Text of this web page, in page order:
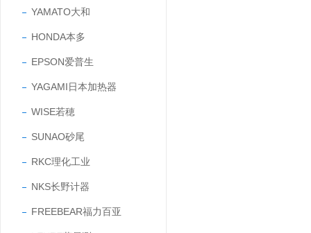
YAMATO大和
HONDA本多
EPSON爱普生
YAGAMI日本加热器
WISE若穂
SUNAO砂尾
RKC理化工业
NKS长野计器
FREEBEAR福力百亚